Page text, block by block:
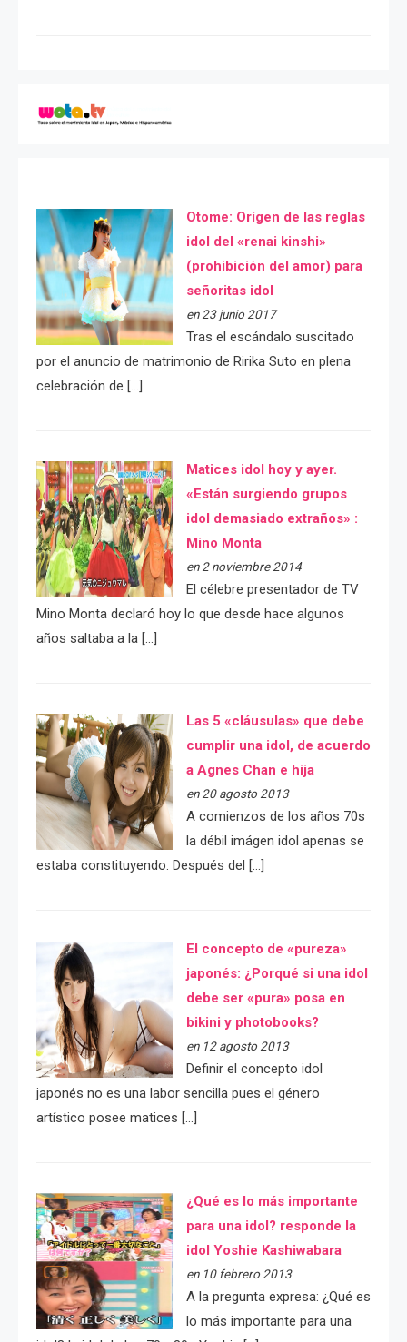
Otome: Orígen de las reglas
idol del «renai kinshi»
(prohibición del amor) para
señoritas idol
en 23 junio 2017
Tras el escándalo suscitado
por el anuncio de matrimonio de Ririka Suto en plena
celebración de […]
Matices idol hoy y ayer.
«Están surgiendo grupos
idol demasiado extraños» :
Mino Monta
en 2 noviembre 2014
El célebre presentador de TV
Mino Monta declaró hoy lo que desde hace algunos
años saltaba a la […]
Las 5 «cláusulas» que debe
cumplir una idol, de acuerdo
a Agnes Chan e hija
en 20 agosto 2013
A comienzos de los años 70s
la débil imágen idol apenas se
estaba constituyendo. Después del […]
El concepto de «pureza»
japonés: ¿Porqué si una idol
debe ser «pura» posa en
bikini y photobooks?
en 12 agosto 2013
Definir el concepto idol
japonés no es una labor sencilla pues el género
artístico posee matices […]
¿Qué es lo más importante
para una idol? responde la
idol Yoshie Kashiwabara
en 10 febrero 2013
A la pregunta expresa: ¿Qué es
lo más importante para una